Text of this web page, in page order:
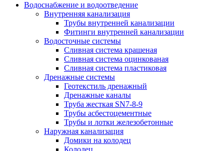
Водоснабжение и водоотведение
Внутренняя канализация
Трубы внутренней канализации
Фитинги внутренней канализации
Водосточные системы
Сливная система крашеная
Сливная система оцинкованая
Сливная система пластиковая
Дренажные системы
Геотекстиль дренажный
Дренажные каналы
Труба жесткая SN7-8-9
Трубы асбестоцементные
Трубы и лотки железобетонные
Наружная канализация
Домики на колодец
Колодец